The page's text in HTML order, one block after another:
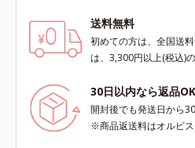
送料無料
初めての方は、全国送
は、3,300円以上(税込)
30日以内なら返品OK
開封後でも発送日から
※商品返送料はオルビ